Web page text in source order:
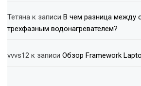
Тетяна к записи В чем разница между
трехфазным водонагревателем?
vvvs12 к записи Обзор Framework